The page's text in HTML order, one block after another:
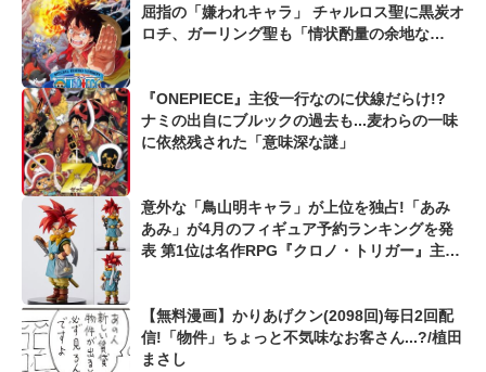
屈指の「嫌われキャラ」 チャルロス聖に黒炭オ
ロチ、ガーリング聖も「情状酌量の余地な
『ONEPIECE』主役一行なのに伏線だらけ!?
ナミの出自にブルックの過去も...麦わらの一味
に依然残された「意味深な謎」
意外な「鳥山明キャラ」が上位を独占!「あみ
あみ」が4月のフィギュア予約ランキングを発
表 第1位は名作RPG『クロノ・トリガー』主人
【無料漫画】かりあげクン(2098回)毎日2回配
信!「物件」ちょっと不気味なお客さん...?/植田
まさし